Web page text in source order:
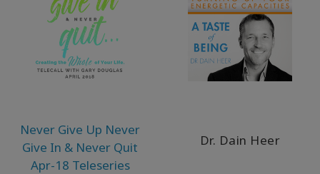
Never Give Up Never
Give In & Never Quit
Apr-18 Teleseries
Dr. Dain Heer